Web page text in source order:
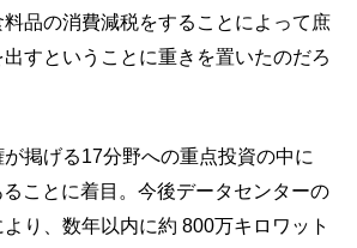
品の消費減税をすることによって庶
すということに重きを置いたのだろ
掲げる17分野への重点投資の中に
ことに着目。今後データセンターの
り、数年以内に約 800万キロワット